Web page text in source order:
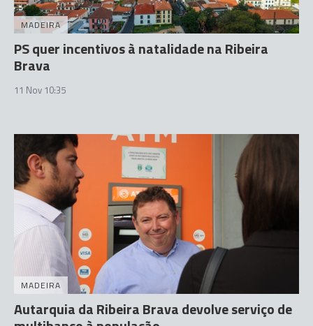
MADEIRA
PS quer incentivos à natalidade na Ribeira
Brava
11 Nov 10:35
MADEIRA
Autarquia da Ribeira Brava devolve serviço de